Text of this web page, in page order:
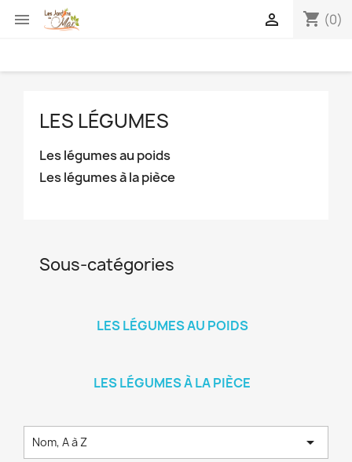
 shopping_cart (0)

LES LÉGUMES
Les légumes au poids
Les légumes à la pièce
Sous-catégories
LES LÉGUMES AU POIDS
LES LÉGUMES À LA PIÈCE
Nom, A à Z 